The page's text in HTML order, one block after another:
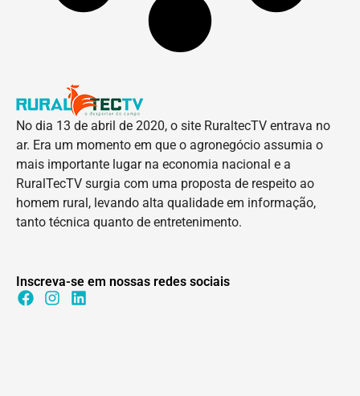
No dia 13 de abril de 2020, o site RuraltecTV entrava no
ar. Era um momento em que o agronegócio assumia o
mais importante lugar na economia nacional e a
RuralTecTV surgia com uma proposta de respeito ao
homem rural, levando alta qualidade em informação,
tanto técnica quanto de entretenimento.
Inscreva-se em nossas redes sociais